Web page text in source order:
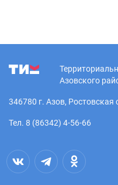
Азовского
346780 г. Азов,
Тел. 8 (86342) 4-56-66